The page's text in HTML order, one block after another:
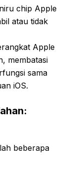
chip Apple
atau tidak
Apple
membatasi
sama
iOS.
beberapa